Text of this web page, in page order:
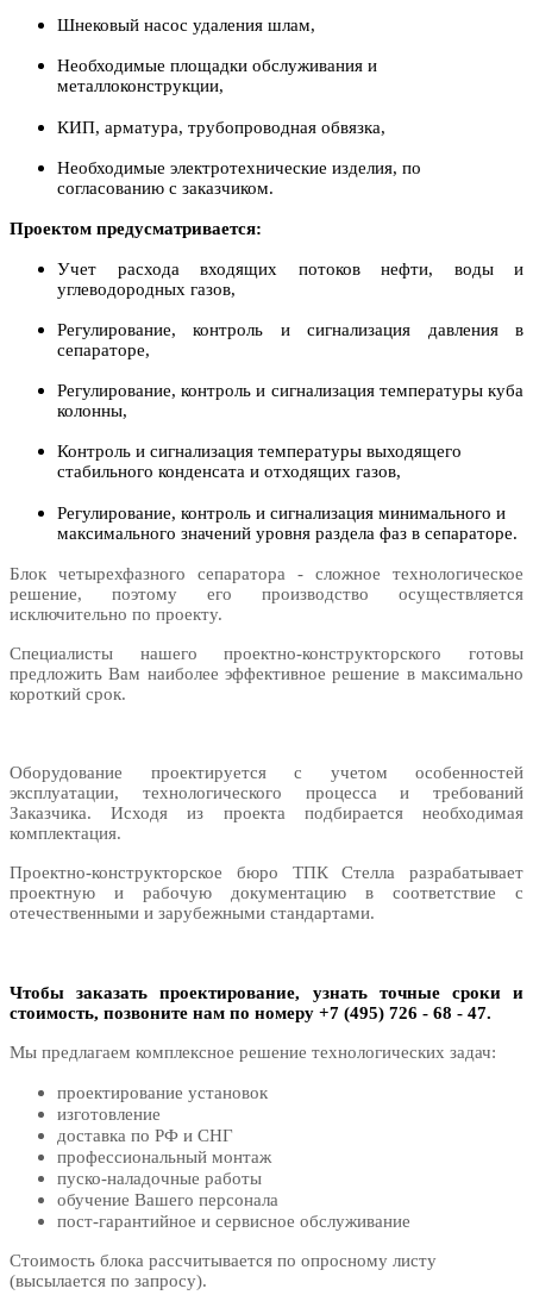
Шнековый насос удаления шлам,
Необходимые площадки обслуживания и
металлоконструкции,
КИП, арматура, трубопроводная обвязка,
Необходимые электротехнические изделия, по
согласованию с заказчиком.
Проектом предусматривается:
Учет расхода входящих потоков нефти, воды и
углеводородных газов,
Регулирование, контроль и сигнализация давления в
сепараторе,
Регулирование, контроль и сигнализация температуры куба
колонны,
Контроль и сигнализация температуры выходящего
стабильного конденсата и отходящих газов,
Регулирование, контроль и сигнализация минимального и
максимального значений уровня раздела фаз в сепараторе.
Блок четырехфазного сепаратора - сложное технологическое
решение, поэтому его производство осуществляется
исключительно по проекту.
Специалисты нашего проектно-конструкторского готовы
предложить Вам наиболее эффективное решение в максимально
короткий срок.
Оборудование проектируется с учетом особенностей
эксплуатации, технологического процесса и требований
Заказчика. Исходя из проекта подбирается необходимая
комплектация.
Проектно-конструкторское бюро ТПК Стелла разрабатывает
проектную и рабочую документацию в соответствие с
отечественными и зарубежными стандартами.
Чтобы заказать проектирование, узнать точные сроки и
стоимость, позвоните нам по номеру +7 (495) 726 - 68 - 47.
Мы предлагаем комплексное решение технологических задач:
проектирование установок
изготовление
доставка по РФ и СНГ
профессиональный монтаж
пуско-наладочные работы
обучение Вашего персонала
пост-гарантийное и сервисное обслуживание
Стоимость блока рассчитывается по опросному листу
(высылается по запросу).